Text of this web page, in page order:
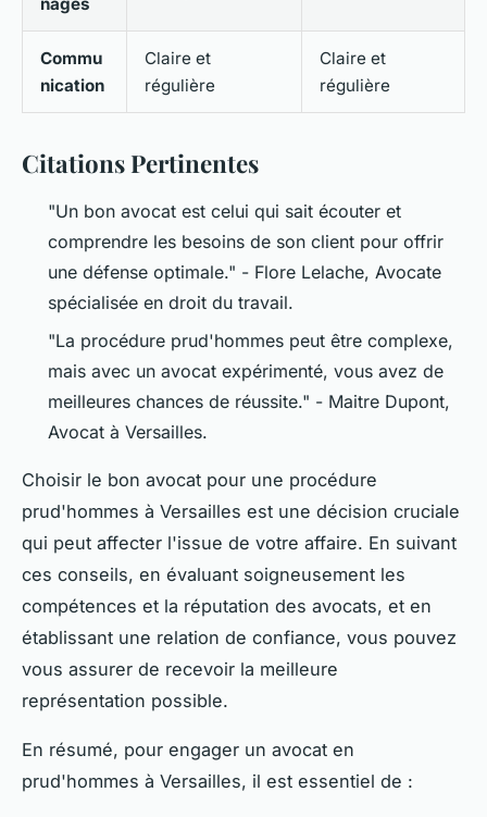
nages
Commu
nication
Claire et
régulière
Claire et
régulière
Citations Pertinentes
"Un bon avocat est celui qui sait écouter et
comprendre les besoins de son client pour offrir
une défense optimale." - Flore Lelache, Avocate
spécialisée en droit du travail.
"La procédure prud'hommes peut être complexe,
mais avec un avocat expérimenté, vous avez de
meilleures chances de réussite." - Maitre Dupont,
Avocat à Versailles.
Choisir le bon avocat pour une procédure
prud'hommes à Versailles est une décision cruciale
qui peut affecter l'issue de votre affaire. En suivant
ces conseils, en évaluant soigneusement les
compétences et la réputation des avocats, et en
établissant une relation de confiance, vous pouvez
vous assurer de recevoir la meilleure
représentation possible.
En résumé, pour engager un avocat en
prud'hommes à Versailles, il est essentiel de :